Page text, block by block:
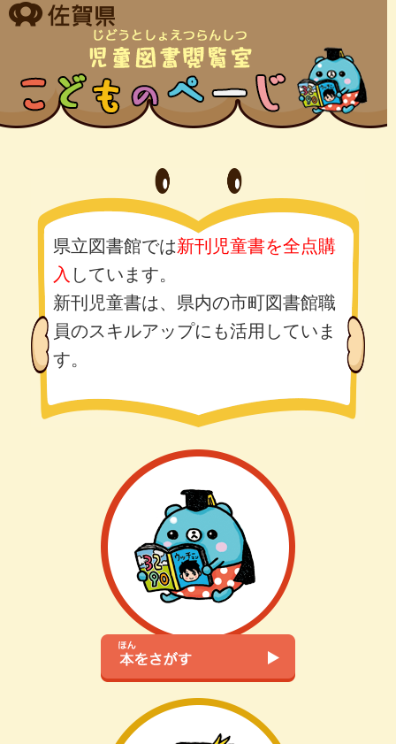
県立図書館では新刊児童書を全点購
入 しています。
新刊児童書は、県内の市町図書館職
員のスキルアップにも活用していま
す。